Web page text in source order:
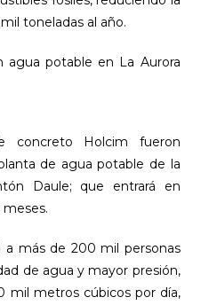
toneladas al año.
agua potable en La Aurora
concreto Holcim fueron
de agua potable de la
Daule; que entrará en
a más de 200 mil personas
de agua y mayor presión,
mil metros cúbicos por día,